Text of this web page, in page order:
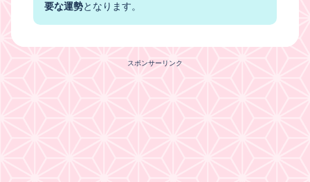
要な運勢となります。
スポンサーリンク